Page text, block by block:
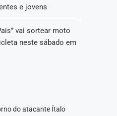
e jovens
vai sortear moto
neste sábado em
do atacante Ítalo